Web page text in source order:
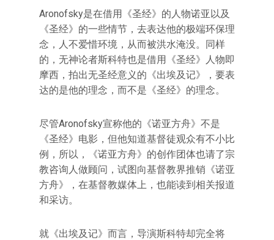
Aronofsky是在借用《圣经》的人物诺亚以及
《圣经》的一些情节，去表达他的极端环保理
念，人不爱惜环境，从而被洪水淹没。同样
的，无神论者斯科特也是借用《圣经》人物即
摩西，拍出无圣经意义的《出埃及记》，要表
达的是他的理念，而不是《圣经》的理念。
尽管Aronofsky宣称他的《诺亚方舟》不是
《圣经》电影，但他知道基督徒观众有不小比
例，所以，《诺亚方舟》的创作团体也请了宗
教咨询人做顾问，试图向基督教界推销《诺亚
方舟》，在基督教媒体上，也能读到相关报道
和采访。
就《出埃及记》而言，导演斯科特却完全将